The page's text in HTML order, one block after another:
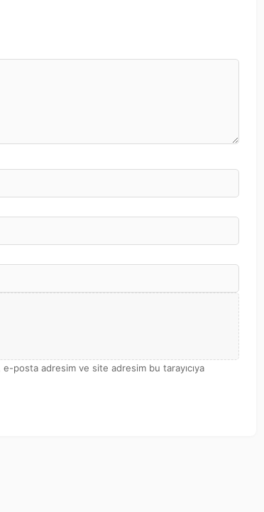
e-posta adresim ve site adresim bu tarayıcıya